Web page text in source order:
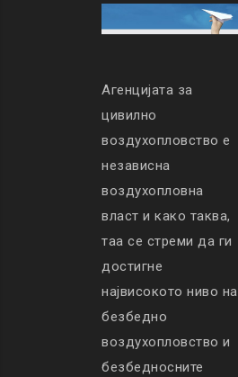
Агенцијата за
цивилно
воздухопловство е
независна
воздухопловна
власт и како таква,
таа се стреми да ги
достигне
највисокото ниво на
безбедно
воздухопловство и
безбедносните